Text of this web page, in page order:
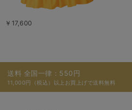
￥17,600
送料 全国一律：550円
11,000円（税込）以上お買上げで送料無料